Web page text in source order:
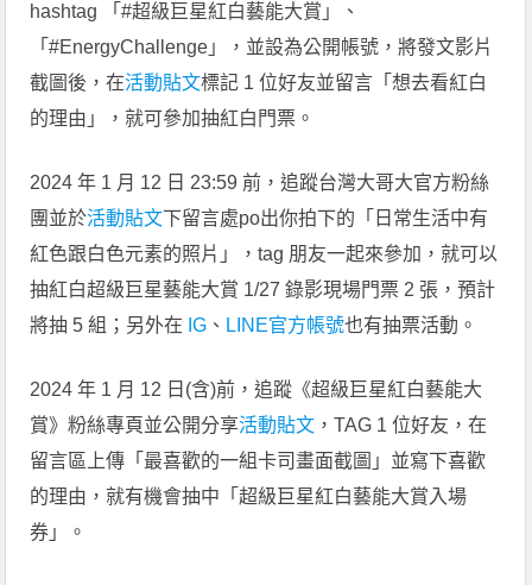
hashtag 「#超級巨星紅白藝能大賞」、
「#EnergyChallenge」，並設為公開帳號，將發文影片
截圖後，在活動貼文標記 1 位好友並留言「想去看紅白
的理由」，就可參加抽紅白門票。
2024 年 1 月 12 日 23:59 前，追蹤台灣大哥大官方粉絲
團並於活動貼文下留言處po出你拍下的「日常生活中有
紅色跟白色元素的照片」，tag 朋友一起來參加，就可以
抽紅白超級巨星藝能大賞 1/27 錄影現場門票 2 張，預計
將抽 5 組；另外在 IG 、 LINE官方帳號也有抽票活動。
2024 年 1 月 12 日(含)前，追蹤《超級巨星紅白藝能大
賞》粉絲專頁並公開分享活動貼文 ，TAG 1 位好友，在
留言區上傳「最喜歡的一組卡司畫面截圖」並寫下喜歡
的理由，就有機會抽中「超級巨星紅白藝能大賞入場
券」。